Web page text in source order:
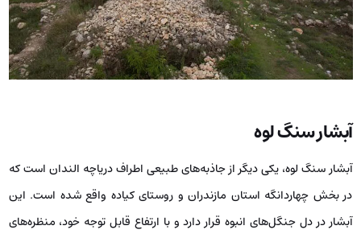
آبشار سنگ لوه
آبشار سنگ لوه، یکی دیگر از جاذبه‌های طبیعی اطراف دریاچه الندان است که
در بخش چهاردانگه استان مازندران و روستای کیاده واقع شده است. این
آبشار در دل جنگل‌های انبوه قرار دارد و با ارتفاع قابل توجه خود، منظره‌های